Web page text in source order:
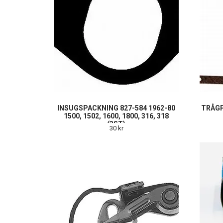
INSUGSPACKNING 827-584 1962-80
1500, 1502, 1600, 1800, 316, 318
(3ST)
30 kr